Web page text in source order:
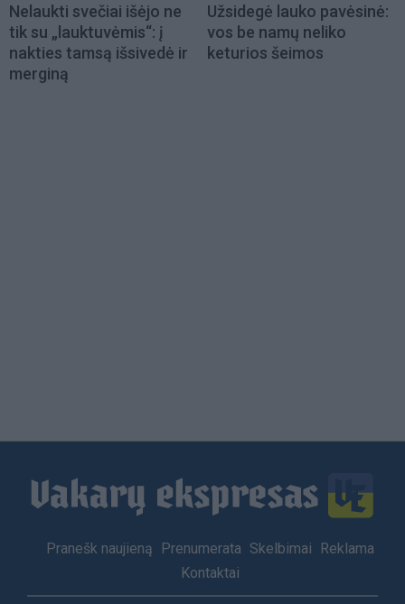
Nelaukti svečiai išėjo ne
tik su „lauktuvėmis“: į
nakties tamsą išsivedė ir
merginą
Užsidegė lauko pavėsinė:
vos be namų neliko
keturios šeimos
Footer
Pranešk naujieną Prenumerata Skelbimai
Reklama
Kontaktai